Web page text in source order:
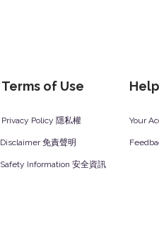
Terms of Use Help
Privacy Policy 隱私權
Disclaimer 免責聲明
Safety Information 安全資訊
Your